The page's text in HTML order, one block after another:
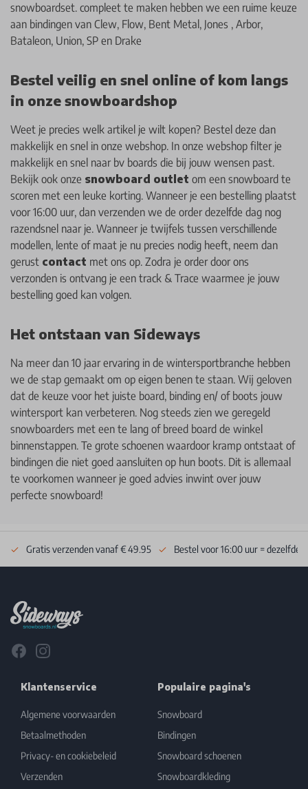
snowboardset. compleet te maken hebben we een ruime keuze
aan bindingen van Clew, Flow, Bent Metal, Jones , Arbor,
Bataleon, Union, SP en Drake
Bestel veilig en snel online of kom langs
in onze snowboardshop
Weet je precies welk artikel je wilt kopen? Bestel deze dan
makkelijk en snel in onze webshop. In onze webshop filter je
makkelijk en snel naar bv boards die bij jouw wensen past.
Bekijk ook onze snowboard outlet om een snowboard te
scoren met een leuke korting. Wanneer je een bestelling plaatst
voor 16:00 uur, dan verzenden we de order dezelfde dag nog
razendsnel naar je. Wanneer je twijfels tussen verschillende
modellen, lente of maat je nu precies nodig heeft, neem dan
gerust contact met ons op. Zodra je order door ons
verzonden is ontvang je een track & Trace waarmee je jouw
bestelling goed kan volgen.
Het ontstaan van Sideways
Na meer dan 10 jaar ervaring in de wintersportbranche hebben
we de stap gemaakt om op eigen benen te staan. Wij geloven
dat de keuze voor het juiste board, binding en/ of boots jouw
wintersport kan verbeteren. Nog steeds zien we geregeld
snowboarders met een te lang of breed board de winkel
binnenstappen. Te grote schoenen waardoor kramp ontstaat of
bindingen die niet goed aansluiten op hun boots. Dit is allemaal
te voorkomen wanneer je goed advies inwint over jouw
perfecte snowboard!
Gratis verzenden vanaf € 49.95 Bestel voor 16:00 uur = dezelfde
FacebookInstagram
Klantenservice
Algemene voorwaarden
Betaalmethoden
Privacy- en cookiebeleid
Verzenden
Populaire pagina's
Snowboard
Bindingen
Snowboard schoenen
Snowboardkleding